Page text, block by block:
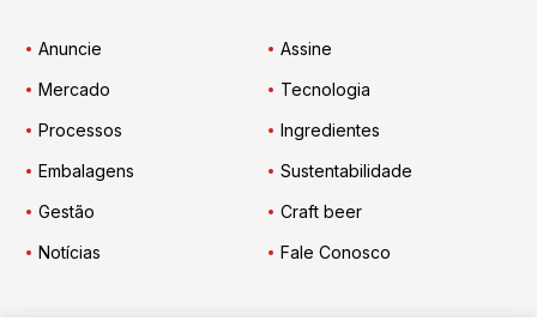
Anuncie
Assine
Mercado
Tecnologia
Processos
Ingredientes
Embalagens
Sustentabilidade
Gestão
Craft beer
Notícias
Fale Conosco